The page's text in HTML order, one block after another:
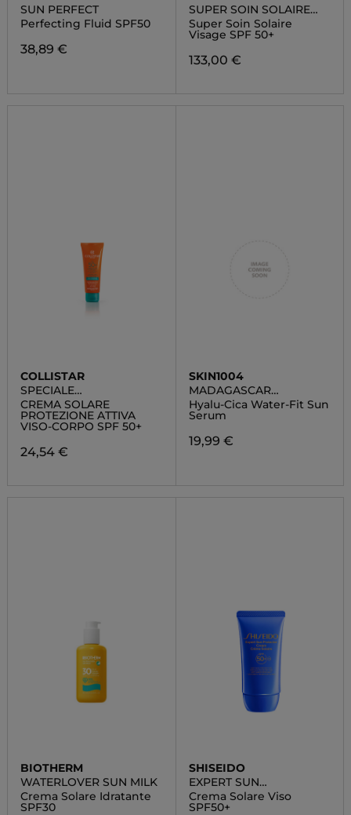
SUN PERFECT
Perfecting Fluid SPF50
38,89 €
SUPER SOIN SOLAIRE
VISAGE SPF50+
Super Soin Solaire
Visage SPF 50+
133,00 €
COLLISTAR
SPECIALE
ABBRONZATURA
PERFETTA
CREMA SOLARE
PROTEZIONE ATTIVA
VISO-CORPO SPF 50+
24,54 €
SKIN1004
MADAGASCAR
CENTELLA
Hyalu-Cica Water-Fit Sun
Serum
19,99 €
BIOTHERM
WATERLOVER SUN MILK
Crema Solare Idratante
SPF30
SHISEIDO
EXPERT SUN
PROTECTOR
Crema Solare Viso
SPF50+